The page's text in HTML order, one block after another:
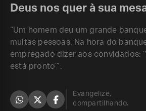
Deus nos quer à sua
“Um homem deu um grande
muitas pessoas. Na hora do
empregado dizer aos convidados:
está pronto’”.
Evangelize,
compartilhando.